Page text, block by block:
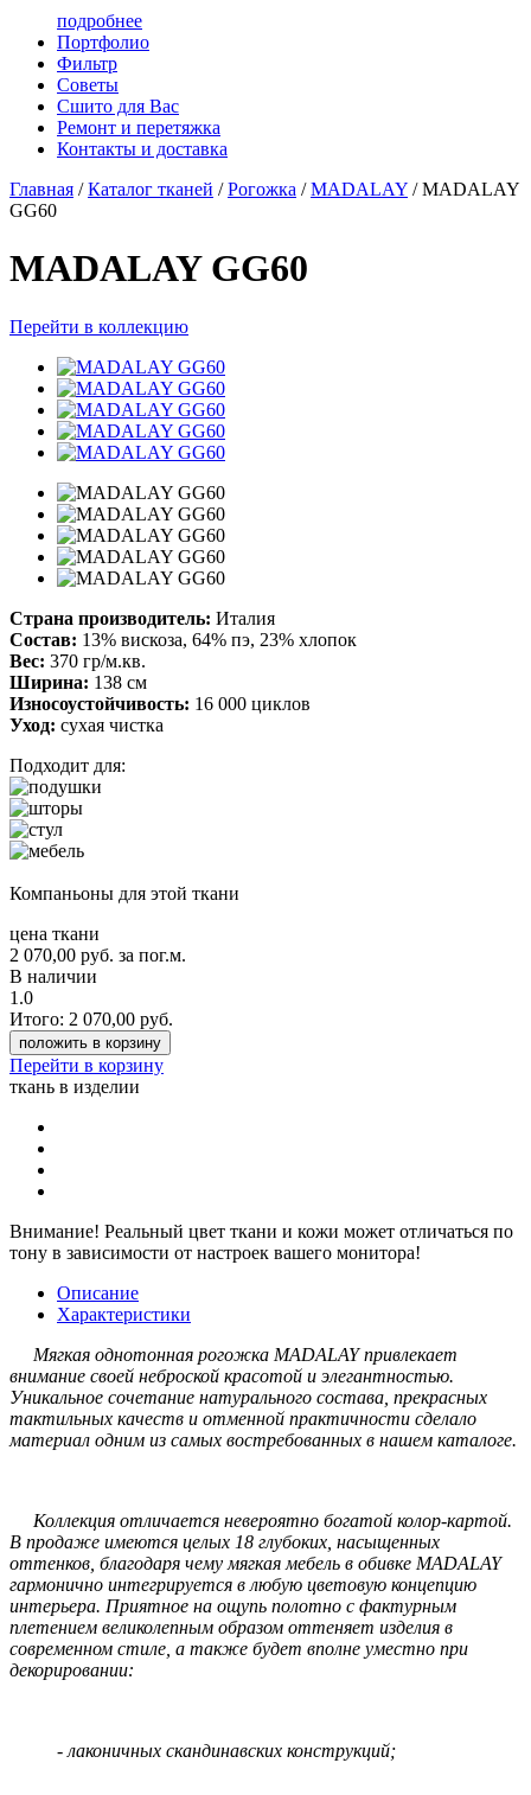
подробнее
Портфолио
Фильтр
Советы
Сшито для Вас
Ремонт и перетяжка
Контакты и доставка
Главная / Каталог тканей / Рогожка / MADALAY / MADALAY
GG60
MADALAY GG60
Перейти в коллекцию
Страна производитель: Италия
Состав: 13% вискоза, 64% пэ, 23% хлопок
Вес: 370 гр/м.кв.
Ширина: 138 см
Износоустойчивость: 16 000 циклов
Уход: сухая чистка
Подходит для:
Компаньоны для этой ткани
цена ткани
2 070,00 руб. за пог.м.
В наличии
1.0
Итого: 2 070,00 руб.
положить в корзину
Перейти в корзину
ткань в изделии
Внимание! Реальный цвет ткани и кожи может отличаться по
тону в зависимости от настроек вашего монитора!
Описание
Характеристики
Мягкая однотонная рогожка MADALAY привлекает
внимание своей неброской красотой и элегантностью.
Уникальное сочетание натурального состава, прекрасных
тактильных качеств и отменной практичности сделало
материал одним из самых востребованных в нашем каталоге.
Коллекция отличается невероятно богатой колор-картой.
В продаже имеются целых 18 глубоких, насыщенных
оттенков, благодаря чему мягкая мебель в обивке MADALAY
гармонично интегрируется в любую цветовую концепцию
интерьера. Приятное на ощупь полотно с фактурным
плетением великолепным образом оттеняет изделия в
современном стиле, а также будет вполне уместно при
декорировании:
- лаконичных скандинавских конструкций;